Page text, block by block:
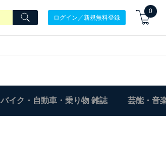
ログイン／新規無料登録
0
バイク・自動車・乗り物 雑誌 芸能・音